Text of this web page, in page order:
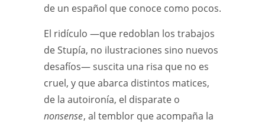
de un español que conoce como pocos.
El ridículo —que redoblan los trabajos
de Stupía, no ilustraciones sino nuevos
desafíos— suscita una risa que no es
cruel, y que abarca distintos matices,
de la autoironía, el disparate o
nonsense, al temblor que acompaña la